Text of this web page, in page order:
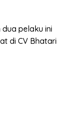
pelaku ini
di CV Bhatari